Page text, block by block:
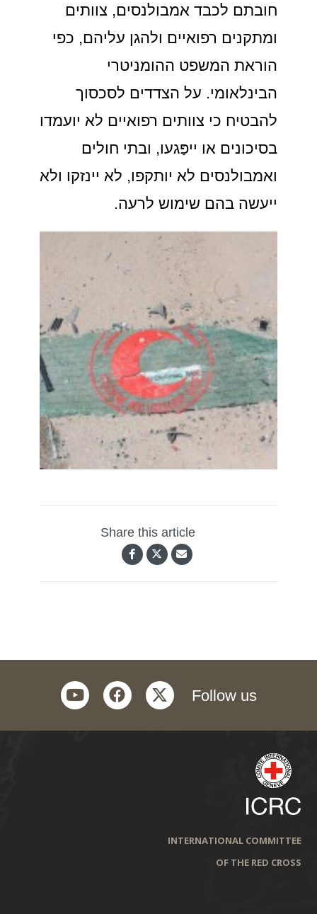
חובתם לכבד אמבולנסים, צוותים
ומתקנים רפואיים ולהגן עליהם, כפי
הוראת המשפט ההומניטרי
הבינלאומי. על הצדדים לסכסוך
להבטיח כי צוותים רפואיים לא יועמדו
בסיכונים או ייפַּגעו, ובתי חולים
ואמבולנסים לא יותקפו, לא יינזקו ולא
ייעשה בהם שימוש לרעה.
Share this article
Follow us
twitter
facebook
youtube
INTERNATIONAL COMMITTEE
OF THE RED CROSS